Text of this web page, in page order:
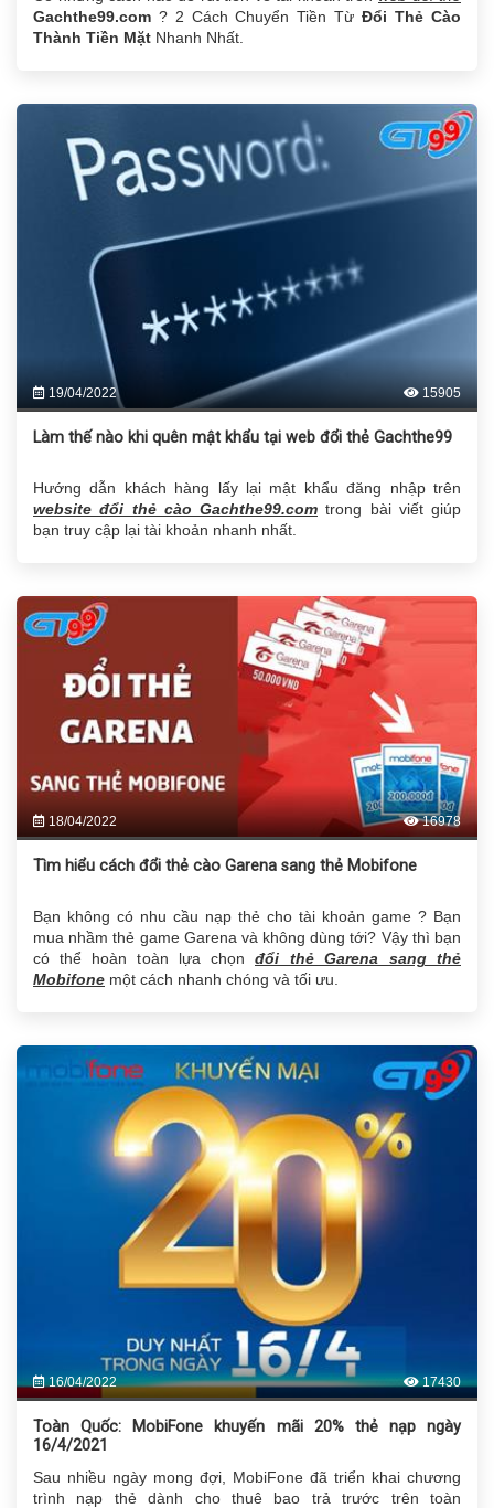
Gachthe99.com ? 2 Cách Chuyển Tiền Từ Đổi Thẻ Cào
Thành Tiền Mặt Nhanh Nhất.
19/04/2022 15905
Làm thế nào khi quên mật khẩu tại web đổi thẻ Gachthe99
Hướng dẫn khách hàng lấy lại mật khẩu đăng nhập trên
website đổi thẻ cào Gachthe99.com trong bài viết giúp
bạn truy cập lại tài khoản nhanh nhất.
18/04/2022 16978
Tìm hiểu cách đổi thẻ cào Garena sang thẻ Mobifone
Bạn không có nhu cầu nạp thẻ cho tài khoản game ? Bạn
mua nhầm thẻ game Garena và không dùng tới? Vậy thì bạn
có thể hoàn toàn lựa chọn đổi thẻ Garena sang thẻ
Mobifone một cách nhanh chóng và tối ưu.
16/04/2022 17430
Toàn Quốc: MobiFone khuyến mãi 20% thẻ nạp ngày
16/4/2021
Sau nhiều ngày mong đợi, MobiFone đã triển khai chương
trình nạp thẻ dành cho thuê bao trả trước trên toàn